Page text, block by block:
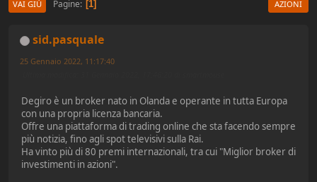
VAI GIÙ Pagine 1 AZIONI
sid.pasquale
25 Gennaio 2022, 11:17:40
Degiro è un broker nato in Olanda e operante in tutta Europa
con una propria licenza bancaria.
Offre una piattaforma di trading online che sta facendo sempre
più notizia, fino agli spot televisivi sulla Rai.
Ha vinto più di 80 premi internazionali, tra cui "Miglior broker di
investimenti in azioni".